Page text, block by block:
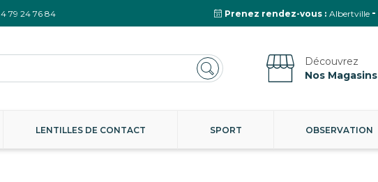
79 24 76 84 Prenez rendez-vous : Albertville
Nos Magasins
LENTILLES DE CONTACT SPORT OBSERVATION